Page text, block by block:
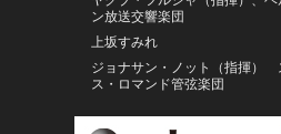
ン放送交響楽団
上坂すみれ
ジョナサン・ノット（指揮）
ス・ロマンド管弦楽団